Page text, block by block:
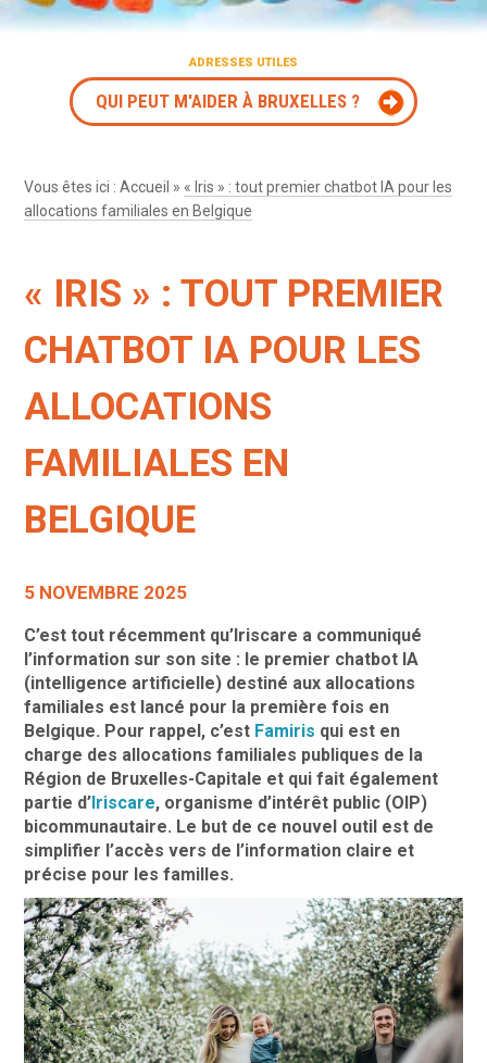
ADRESSES UTILES
QUI PEUT M'AIDER À BRUXELLES ?
Vous êtes ici :Accueil » « Iris » : tout premier chatbot IA pour les
allocations familiales en Belgique
« IRIS » : TOUT PREMIER
CHATBOT IA POUR LES
ALLOCATIONS
FAMILIALES EN
BELGIQUE
5 NOVEMBRE 2025
C’est tout récemment qu’Iriscare a communiqué
l’information sur son site : le premier chatbot IA
(intelligence artificielle) destiné aux allocations
familiales est lancé pour la première fois en
Belgique. Pour rappel, c’est Famiris qui est en
charge des allocations familiales publiques de la
Région de Bruxelles-Capitale et qui fait également
partie d’Iriscare, organisme d’intérêt public (OIP)
bicommunautaire. Le but de ce nouvel outil est de
simplifier l’accès vers de l’information claire et
précise pour les familles.